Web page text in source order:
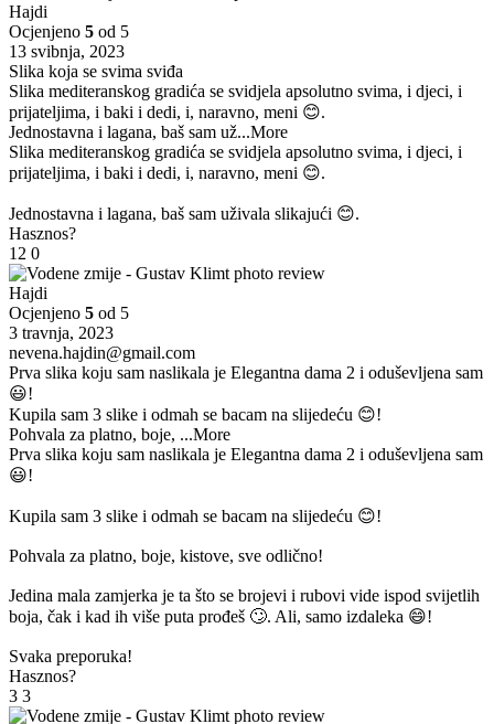
Hajdi
Ocjenjeno 5 od 5
13 svibnja, 2023
Slika koja se svima sviđa
Slika mediteranskog gradića se svidjela apsolutno svima, i djeci, i
prijateljima, i baki i dedi, i, naravno, meni 😊.
Jednostavna i lagana, baš sam už...More
Slika mediteranskog gradića se svidjela apsolutno svima, i djeci, i
prijateljima, i baki i dedi, i, naravno, meni 😊.
Jednostavna i lagana, baš sam uživala slikajući 😊.
Hasznos?
12 0
Hajdi
Ocjenjeno 5 od 5
3 travnja, 2023
nevena.hajdin@gmail.com
Prva slika koju sam naslikala je Elegantna dama 2 i oduševljena sam
😃!
Kupila sam 3 slike i odmah se bacam na slijedeću 😊!
Pohvala za platno, boje, ...More
Prva slika koju sam naslikala je Elegantna dama 2 i oduševljena sam
😃!
Kupila sam 3 slike i odmah se bacam na slijedeću 😊!
Pohvala za platno, boje, kistove, sve odlično!
Jedina mala zamjerka je ta što se brojevi i rubovi vide ispod svijetlih
boja, čak i kad ih više puta prođeš 🙄. Ali, samo izdaleka 😄!
Svaka preporuka!
Hasznos?
3 3